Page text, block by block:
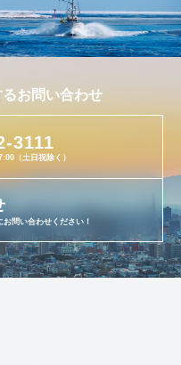
お問い合わせ
3111
（土日祝除く）
問い合わせください！